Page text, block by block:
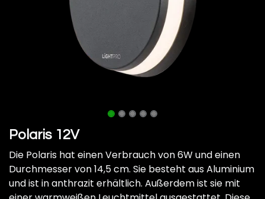
Polaris 12V
Die Polaris hat einen Verbrauch von 6W und einen
Durchmesser von 14,5 cm. Sie besteht aus Aluminium
und ist in anthrazit erhältlich. Außerdem ist sie mit